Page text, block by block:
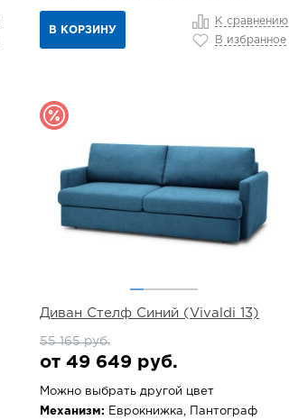
В КОРЗИНУ
К сравнению
В избранное
Диван Стелф Синий (Vivaldi 13)
55 165 руб.
от 49 649 руб.
Можно выбрать другой цвет
Механизм: Еврокнижка, Пантограф